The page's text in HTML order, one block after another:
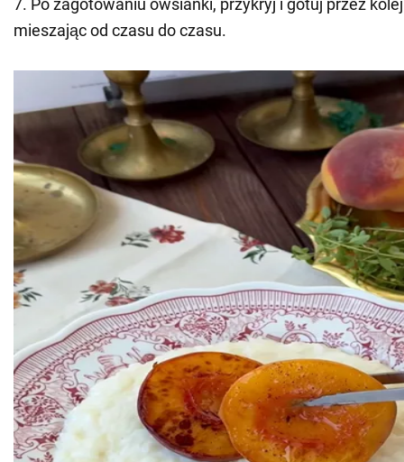
7. Po zagotowaniu owsianki, przykryj i gotuj przez
mieszając od czasu do czasu.